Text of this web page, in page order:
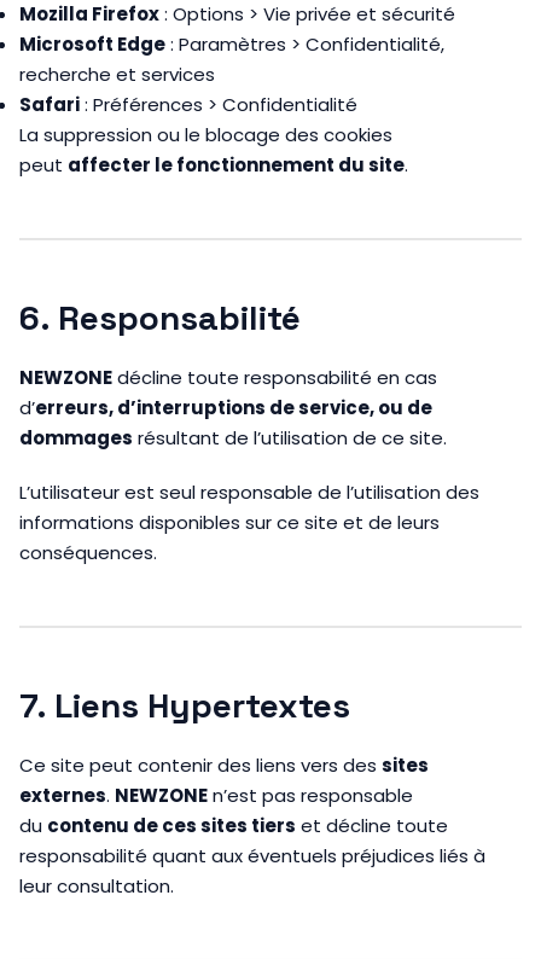
Mozilla Firefox: Options > Vie privée et sécurité
Microsoft Edge: Paramètres > Confidentialité,
recherche et services
Safari: Préférences > Confidentialité
La suppression ou le blocage des cookies
peut affecter le fonctionnement du site.
6. Responsabilité
NEWZONEdécline toute responsabilité en cas
d’erreurs, d’interruptions de service, ou de
dommages résultant de l’utilisation de ce site.
L’utilisateur est seul responsable de l’utilisation des
informations disponibles sur ce site et de leurs
conséquences.
7. Liens Hypertextes
Ce site peut contenir des liens vers des sites
externes. NEWZONEn’est pas responsable
du contenu de ces sites tiers et décline toute
responsabilité quant aux éventuels préjudices liés à
leur consultation.